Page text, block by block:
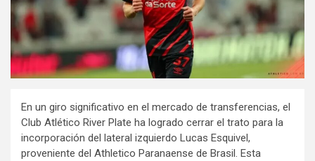
En un giro significativo en el mercado de transferencias, el
Club Atlético River Plate ha logrado cerrar el trato para la
incorporación del lateral izquierdo Lucas Esquivel,
proveniente del Athletico Paranaense de Brasil. Esta